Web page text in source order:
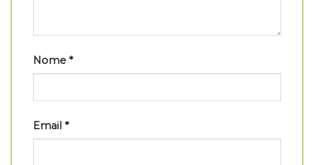
Nome *
Email *